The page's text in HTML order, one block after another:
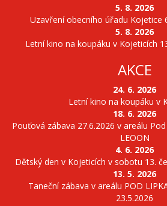
5. 8. 2026
Uzavření obecního úřadu Kojetice
5. 8. 2026
Letní kino na koupáku v Kojeticích
AKCE
24. 6. 2026
Letní kino na koupáku v
18. 6. 2026
Pouťová zábava 27.6.2026 v areálu
LEOON
4. 6. 2026
Dětský den v Kojeticích v sobotu 13.
13. 5. 2026
Taneční zábava v areálu POD
23.5.2026